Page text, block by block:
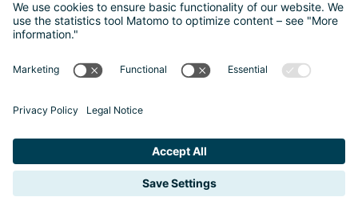
Datenschutz
Sitemap